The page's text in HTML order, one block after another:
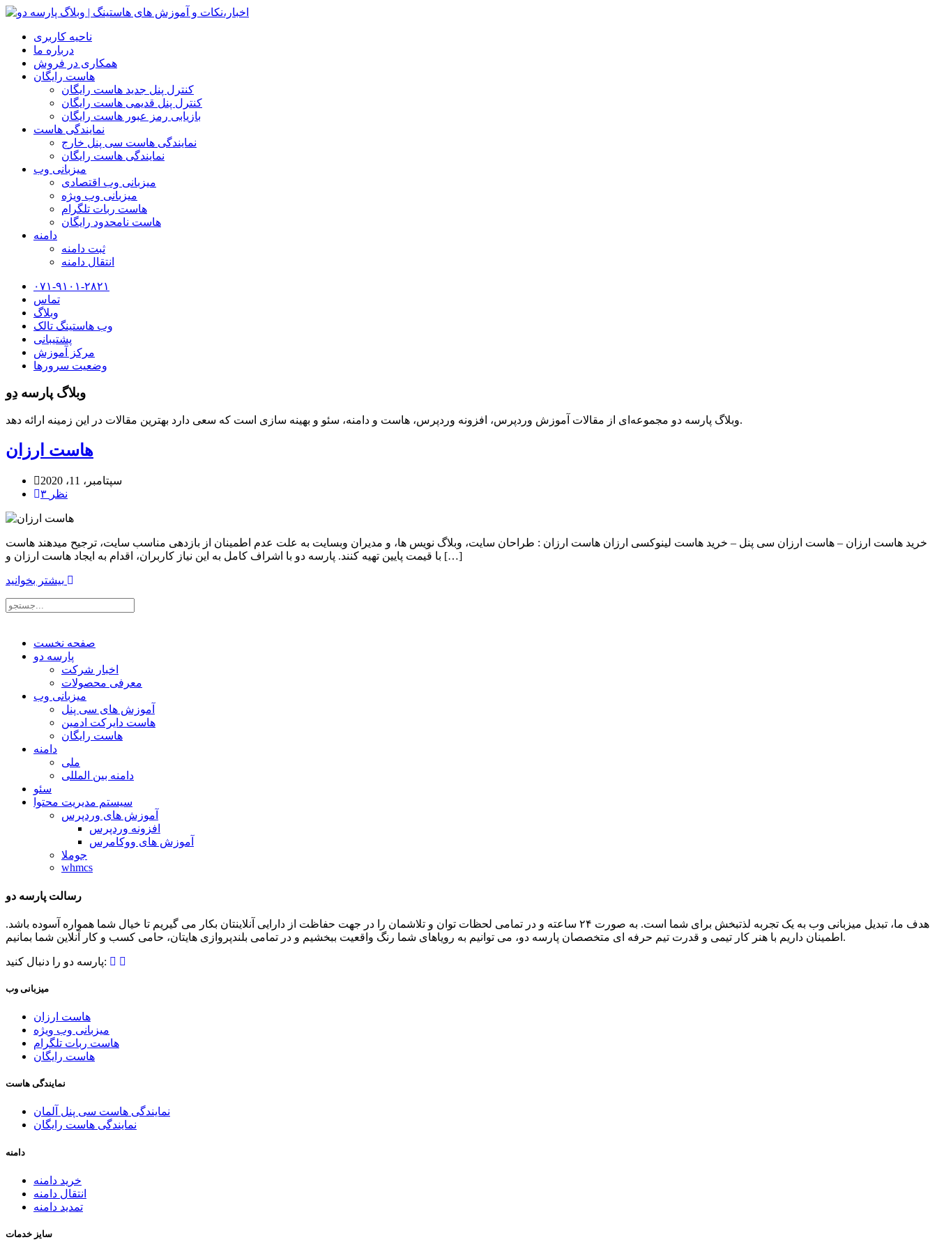
ناحیه کاربری
درباره ما
همکاری در فروش
هاست رایگان
کنترل پنل جدید هاست رایگان
کنترل پنل قدیمی هاست رایگان
بازیابی رمز عبور هاست رایگان
نمایندگی هاست
نمایندگی هاست سی پنل خارج
نمایندگی هاست رایگان
میزبانی وب
میزبانی وب اقتصادی
میزبانی وب ویژه
هاست ربات تلگرام
هاست نامحدود رایگان
دامنه
ثبت دامنه
انتقال دامنه
۰۷۱-۹۱۰۱-۲۸۲۱
تماس
وبلاگ
وب هاستینگ تالک
پشتیبانی
مرکز آموزش
وضعیت سرورها
وبلاگ پارسه دِو
وبلاگ پارسه دو مجموعه‌ای از مقالات آموزش وردپرس، افزونه وردپرس، هاست و دامنه، سئو و بهینه سازی است که سعی دارد بهترین مقالات در این زمینه ارائه دهد.
هاست ارزان
سپتامبر، 11، 2020
۳ نظر
خرید هاست ارزان – هاست ارزان سی پنل – خرید هاست لینوکسی ارزان هاست ارزان : طراحان سایت، وبلاگ نویس ها، و مدیران وبسایت به علت عدم اطمینان از بازدهی مناسب سایت، ترجیح میدهند هاست
با قیمت پایین تهیه کنند. پارسه دو با اشراف کامل به این نیاز کاربران، اقدام به ایجاد هاست ارزان و […]
صفحه نخست
پارسه دو
اخبار شرکت
معرفی محصولات
میزبانی وب
آموزش های سی پنل
هاست دایرکت ادمین
هاست رایگان
دامنه
ملی
دامنه بین المللی
سئو
سیستم مدیریت محتوا
آموزش های وردپرس
افزونه وردپرس
آموزش های ووکامرس
جوملا
whmcs
رسالت پارسه دو
هدف ما، تبدیل میزبانی وب به یک تجربه لذتبخش برای شما است. به صورت ۲۴ ساعته و در تمامی لحظات توان و تلاشمان را در جهت حفاظت از دارایی آنلاینتان بکار می گیریم تا خیال شما همواره آسوده باشد.
اطمینان داریم با هنر کار تیمی و قدرت تیم حرفه ای متخصصان پارسه دو، می توانیم به رویاهای شما رنگ واقعیت ببخشیم و در تمامی بلندپروازی هایتان، حامی کسب و کار آنلاین شما بمانیم.
پارسه دو را دنبال کنید:
میزبانی وب
هاست ارزان
میزبانی وب ویژه
هاست ربات تلگرام
هاست رایگان
نمایندگی هاست
نمایندگی هاست سی پنل آلمان
نمایندگی هاست رایگان
دامنه
خرید دامنه
انتقال دامنه
تمدید دامنه
سایز خدمات